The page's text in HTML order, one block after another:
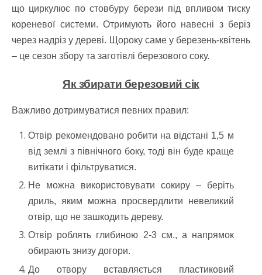
що циркулює по стовбуру берези під впливом тиску
кореневої системи. Отримують його навесні з беріз
через надріз у дереві. Щороку саме у березень-квітень
– це сезон збору та заготівлі березового соку.
Як збирати березовий сік
Важливо дотримуватися певних правил:
Отвір рекомендовано робити на відстані 1,5 м
від землі з північного боку, тоді він буде краще
витікати і фільтруватися.
Не можна використовувати сокиру – беріть
дриль, яким можна просвердлити невеликий
отвір, що не зашкодить дереву.
Отвір роблять глибиною 2-3 см., а напрямок
обирають знизу догори.
До отвору вставляється пластиковий